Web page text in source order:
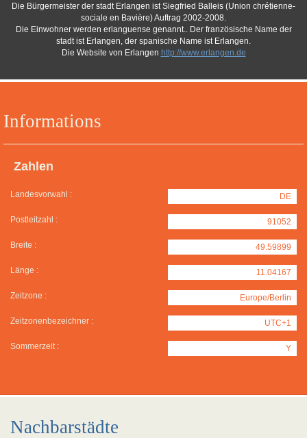
Informations
Zahlen
Landesvorwahl : DE
Postleitzahl : 91052
Breite : 49.59899
Länge : 11.04167
Zeitzone : Europe/Berlin
Zeitzonenbezeichner : UTC+1
Sommerzeit : Y
Die Bürgermeister der stadt Erlangen ist Siegfried Balleis (Union chrétienne-
sociale en Bavière) Auftrag 2002-2008.
Die Einwohner werden erlanguense genannt.. Der französische Name der
stadt ist Erlangen, der spanische Name ist Erlangen.
Die Website von Erlangen http://www.erlangen.de
Nachbarstädte